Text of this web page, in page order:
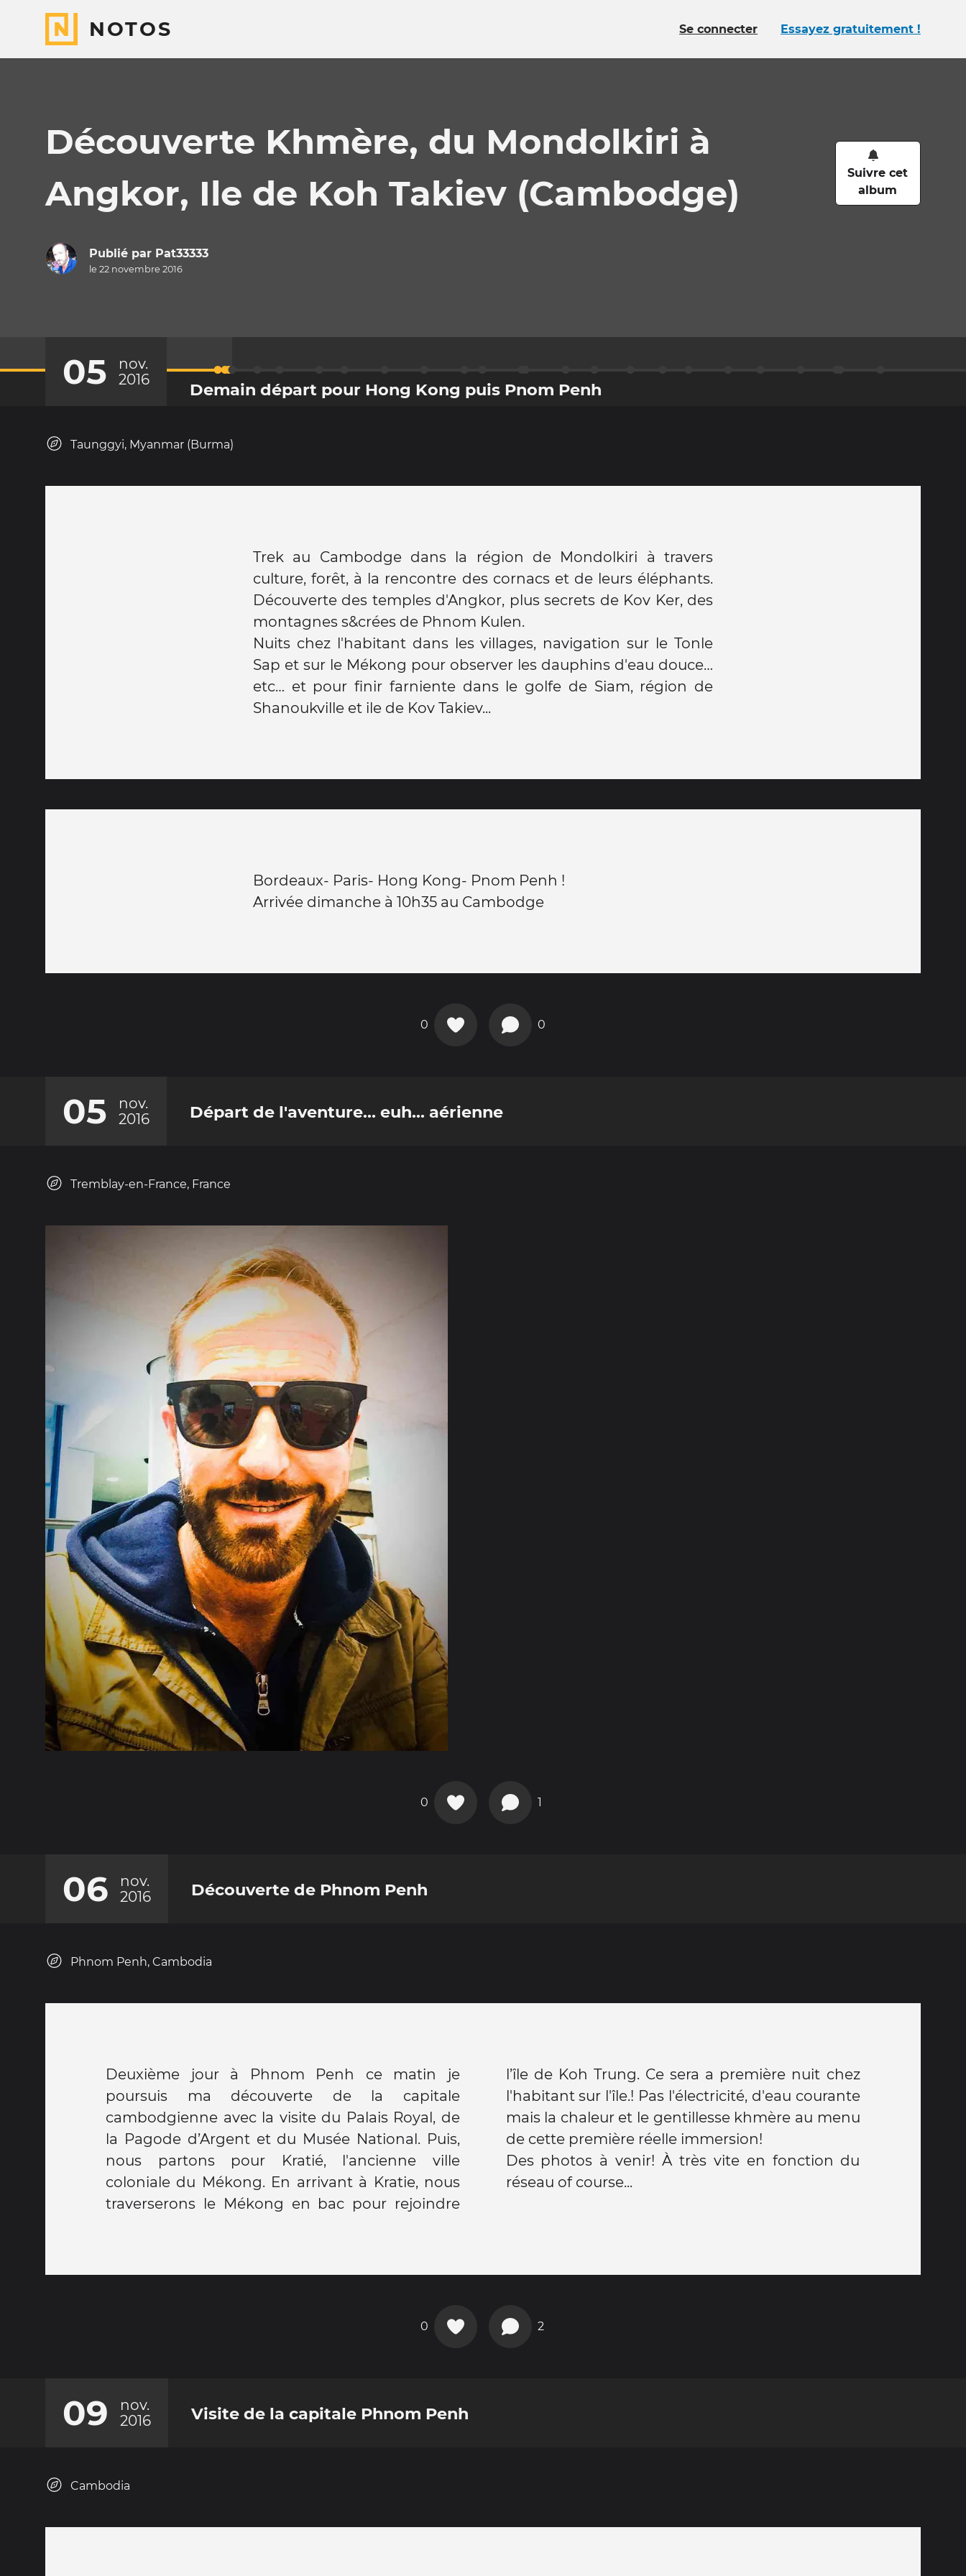
NOTOS Se connecter Essayez gratuitement !
Découverte Khmère, du Mondolkiri à
Angkor, Ile de Koh Takiev (Cambodge)
Suivre cet
album
Publié par Pat33333
le 22 novembre 2016
05
nov.
2016
Demain départ pour Hong Kong puis Pnom Penh
Taunggyi, Myanmar (Burma)
Trek au Cambodge dans la région de Mondolkiri à travers
culture, forêt, à la rencontre des cornacs et de leurs éléphants.
Découverte des temples d'Angkor, plus secrets de Kov Ker, des
montagnes s&crées de Phnom Kulen.
Nuits chez l'habitant dans les villages, navigation sur le Tonle
Sap et sur le Mékong pour observer les dauphins d'eau douce…
etc… et pour finir farniente dans le golfe de Siam, région de
Shanoukville et ile de Kov Takiev...
Bordeaux- Paris- Hong Kong- Pnom Penh !
Arrivée dimanche à 10h35 au Cambodge
0 0
05
nov.
2016
Départ de l'aventure... euh... aérienne
Tremblay-en-France, France
0 1
06
nov.
2016
Découverte de Phnom Penh
Phnom Penh, Cambodia
Deuxième jour à Phnom Penh ce matin je
poursuis ma découverte de la capitale
cambodgienne avec la visite du Palais Royal, de
la Pagode d’Argent et du Musée National. Puis,
nous partons pour Kratié, l'ancienne ville
coloniale du Mékong. En arrivant à Kratie, nous
traverserons le Mékong en bac pour rejoindre
l’île de Koh Trung. Ce sera a première nuit chez
l'habitant sur l'île.! Pas l'électricité, d'eau courante
mais la chaleur et le gentillesse khmère au menu
de cette première réelle immersion!
Des photos à venir! À très vite en fonction du
réseau of course...
0 2
09
nov.
2016
Visite de la capitale Phnom Penh
Cambodia